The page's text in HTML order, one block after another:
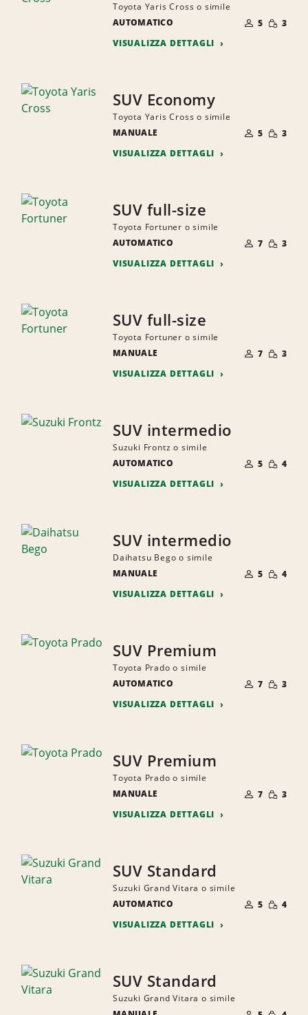
Toyota Yaris Cross o simile
AUTOMATICO
DI
PERSONE
5 RIDOTTA
3
VISUALIZZA DETTAGLI
SUV Economy
Toyota Yaris Cross o simile
MANUALE
DI
PERSONE
5 RIDOTTA
3
VISUALIZZA DETTAGLI
SUV full-size
Toyota Fortuner o simile
AUTOMATICO
DI
PERSONE
7 RIDOTTA
3
VISUALIZZA DETTAGLI
SUV full-size
Toyota Fortuner o simile
MANUALE
DI
PERSONE
7 RIDOTTA
3
VISUALIZZA DETTAGLI
SUV intermedio
Suzuki Frontz o simile
AUTOMATICO
DI
PERSONE
5 RIDOTTA
4
VISUALIZZA DETTAGLI
SUV intermedio
Daihatsu Bego o simile
MANUALE
DI
PERSONE
5 RIDOTTA
4
VISUALIZZA DETTAGLI
SUV Premium
Toyota Prado o simile
AUTOMATICO
DI
PERSONE
7 RIDOTTA
3
VISUALIZZA DETTAGLI
SUV Premium
Toyota Prado o simile
MANUALE
DI
PERSONE
7 RIDOTTA
3
VISUALIZZA DETTAGLI
SUV Standard
Suzuki Grand Vitara o simile
AUTOMATICO
DI
PERSONE
5 RIDOTTA
4
VISUALIZZA DETTAGLI
SUV Standard
Suzuki Grand Vitara o simile